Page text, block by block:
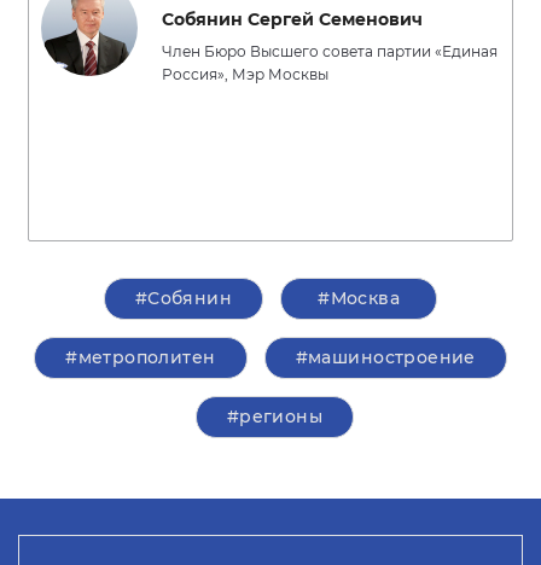
Собянин Сергей Семенович
Член Бюро Высшего совета партии «Единая
Россия», Мэр Москвы
#Собянин #Москва
#метрополитен #машиностроение
#регионы